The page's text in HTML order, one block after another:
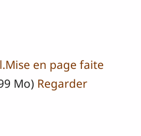
en page faite
Mo) Regarder